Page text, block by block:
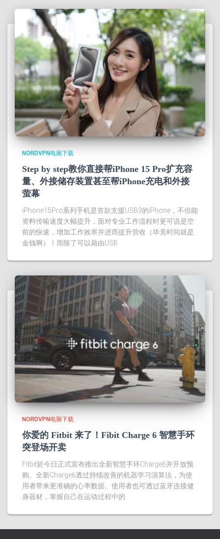
NORDVPN电脑下载
Step by step教你直接帮iPhone 15 Pro扩充容
量、外接储存装置甚至帮iPhone充电和外接
萤幕
iPhone15Pro系列手机是首款支援USB3的iPhone，不但能
资料传输速度大幅提升，面对专业工作流程时更可说是空
前的快速，增加工作效率并进而提升营收（毕竟时间就是
金钱啊）！而除了可以藉由USB
NORDVPN电脑下载
你爱的 Fitbit 来了！Fibit Charge 6 智慧手环
突登场开卖
Fitbit於今日正式宣布推出全新智慧手环Charge6并开放预
购。全新Charge6透过持续改善的机器学习演算法，为使
用者带来更准确的心率数据。使用者也可透过蓝牙连接健
身器材，掌握自己在运动过程中的